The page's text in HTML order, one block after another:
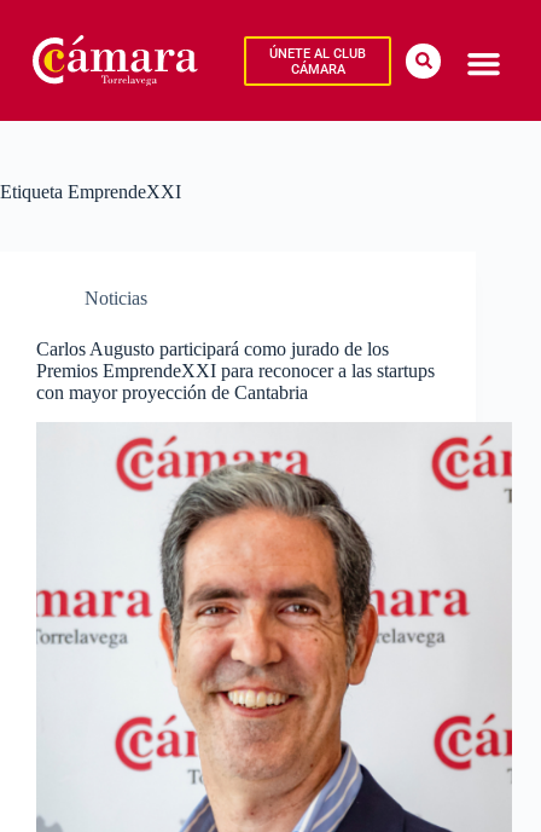
ÚNETE AL CLUB
CÁMARA
Etiqueta EmprendeXXI
Noticias
Carlos Augusto participará como jurado de los
Premios EmprendeXXI para reconocer a las startups
con mayor proyección de Cantabria